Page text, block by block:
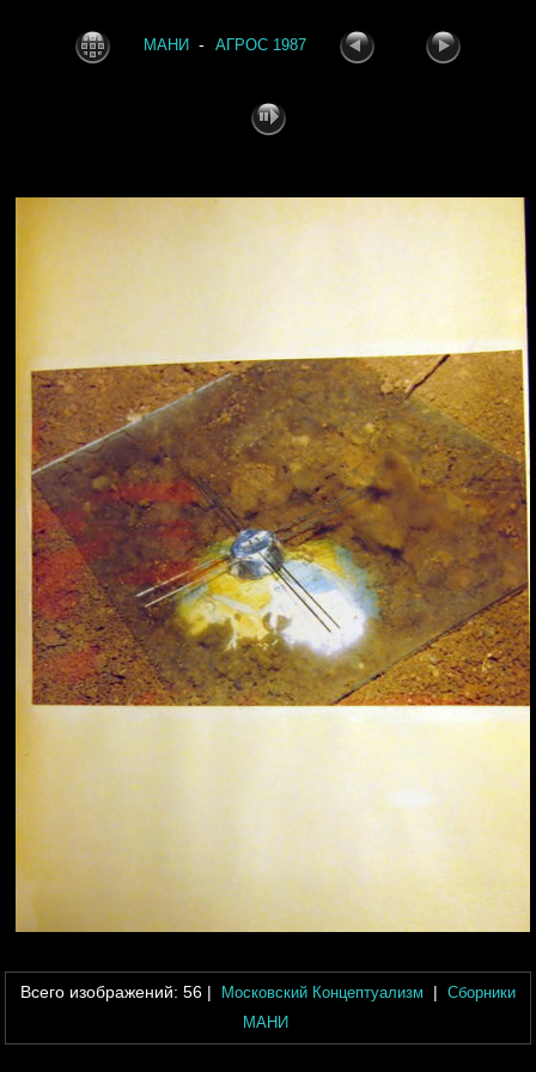
МАНИ - АГРОС 1987
Всего изображений: 56| Московский Концептуализм |
Сборники
МАНИ